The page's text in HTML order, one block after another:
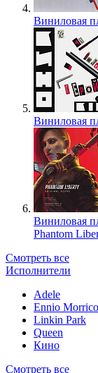
Виниловая
Виниловая
Виниловая
Phantom
Смотреть все
Исполнители
Adele
Ennio
Linkin Park
Queen
Кино
Смотреть все